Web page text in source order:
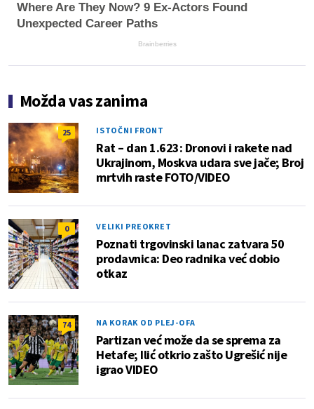
Where Are They Now? 9 Ex-Actors Found
Unexpected Career Paths
Brainberries
Možda vas zanima
25 ISTOČNI FRONT
Rat – dan 1.623: Dronovi i rakete nad
Ukrajinom, Moskva udara sve jače; Broj
mrtvih raste FOTO/VIDEO
0 VELIKI PREOKRET
Poznati trgovinski lanac zatvara 50
prodavnica: Deo radnika već dobio
otkaz
74 NA KORAK OD PLEJ-OFA
Partizan već može da se sprema za
Hetafe; Ilić otkrio zašto Ugrešić nije
igrao VIDEO